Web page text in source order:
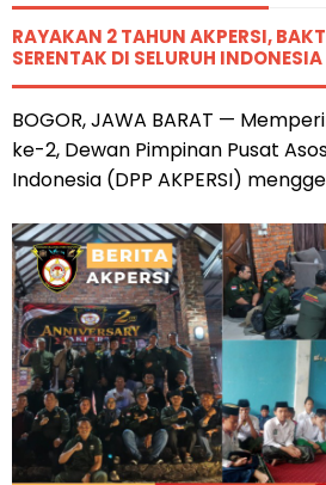
RAYAKAN 2 TAHUN AKPERSI,
SERENTAK DI SELURUH INDONESIA
BOGOR, JAWA BARAT —
ke-2, Dewan Pimpinan Pusat
Indonesia (DPP AKPERSI)